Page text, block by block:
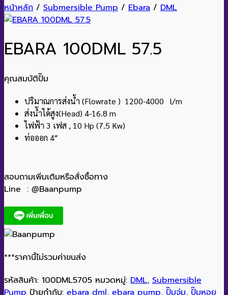
หน้าหลัก / Submersible Pump / Ebara / DML
EBARA 100DML 57.5
คุณสมบัติปั๊ม
ปริมาณการส่งน้ำ (Flowrate ) 1200-4000 l/m
ส่งน้ำได้สูง(Head) 4-16.8 m
ไฟฟ้า 3 เฟส , 10 Hp (7.5 Kw)
ท่อออก 4″
สอบถามเพิ่มเติมหรือสั่งซื้อทาง
Line : @Baanpump
***ราคานี้ไม่รวมค่าขนส่ง
รหัสสินค้า: 100DML5705 หมวดหมู่: DML, Submersible